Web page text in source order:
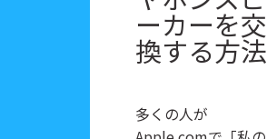
ーカーを交
換する方法
多くの人が